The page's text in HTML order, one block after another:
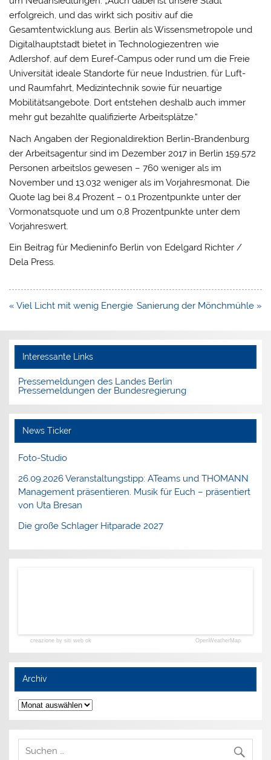
erfolgreich, und das wirkt sich positiv auf die
Gesamtentwicklung aus. Berlin als Wissensmetropole und
Digitalhauptstadt bietet in Technologiezentren wie
Adlershof, auf dem Euref-Campus oder rund um die Freie
Universität ideale Standorte für neue Industrien, für Luft-
und Raumfahrt, Medizintechnik sowie für neuartige
Mobilitätsangebote. Dort entstehen deshalb auch immer
mehr gut bezahlte qualifizierte Arbeitsplätze.“
Nach Angaben der Regionaldirektion Berlin-Brandenburg
der Arbeitsagentur sind im Dezember 2017 in Berlin 159.572
Personen arbeitslos gewesen – 760 weniger als im
November und 13.032 weniger als im Vorjahresmonat. Die
Quote lag bei 8,4 Prozent – 0,1 Prozentpunkte unter der
Vormonatsquote und um 0,8 Prozentpunkte unter dem
Vorjahreswert.
Ein Beitrag für Medieninfo Berlin von Edelgard Richter /
Dela Press.
Beitragsnavigation
« Viel Licht mit wenig Energie Sanierung der Mönchmühle »
Interessante Links
Pressemeldungen des Landes Berlin
Pressemeldungen der Bundesregierung
News Ticker
Foto-Studio
26.09.2026 Veranstaltungstipp: ATeams und THOMANN
Management präsentieren. Musik für Euch – präsentiert
von Uta Bresan
Die große Schlager Hitparade 2027
creazione by siti web ok OpenWeatherMap
Archiv
Archiv